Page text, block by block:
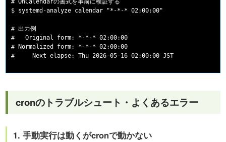
# OnCalendarの書式を事前に検証する
$ systemd-analyze calendar "*-*-* 02:00:00"
# 出力例
#   Original form: *-*-* 02:00:00
# Normalized form: *-*-* 02:00:00
cronのトラブルシュート・よくあるエラー
1. 手動実行は動くがcronで動かない